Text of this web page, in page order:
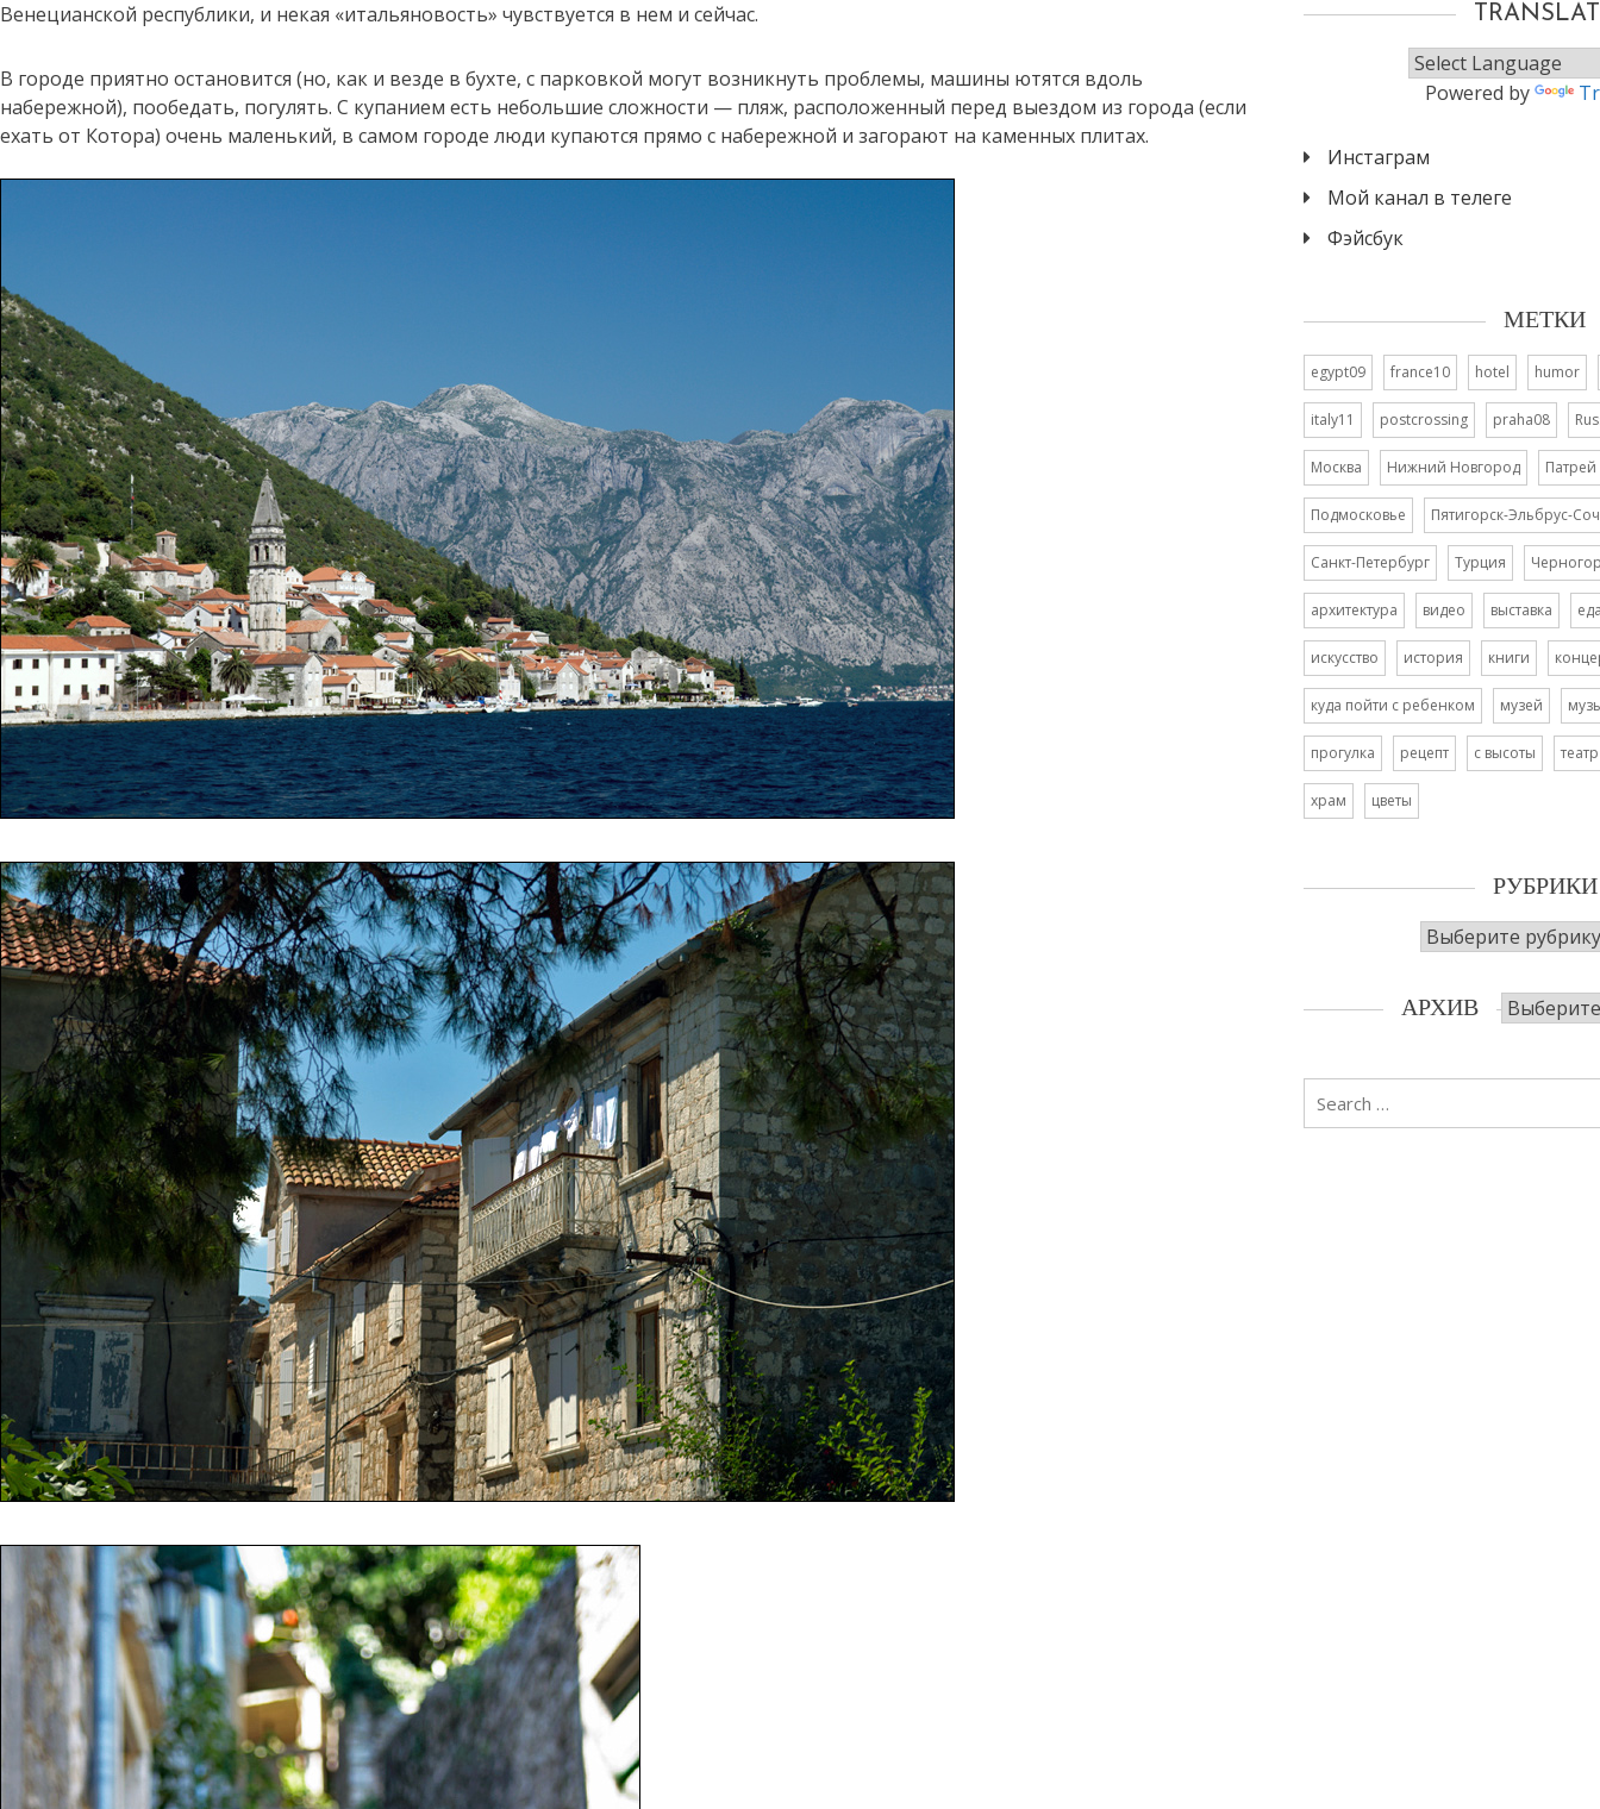
Венецианской республики, и некая «итальяновость» чувствуется в нем и сейчас.
В городе приятно остановится (но, как и везде в бухте, с парковкой могут возникнуть проблемы, машины ютятся вдоль
набережной), пообедать, погулять. С купанием есть небольшие сложности — пляж, расположенный перед выездом из города (если
ехать от Котора) очень маленький, в самом городе люди купаются прямо с набережной и загорают на каменных плитах.
Powered by
Инстаграм
Мой канал в телеге
Фэйсбук
МЕТКИ
egypt09 france10 hotel humor
italy11 postcrossing praha08
Москва Нижний Новгород Патрей
Подмосковье Пятигорск-Эльбрус-
Санкт-Петербург Турция
архитектура видео выставка
искусство история книги
куда пойти с ребенком музей
прогулка рецепт с высоты театр
храм цветы
РУБРИКИ
Рубрики
АРХИВ Архив
Search
for: